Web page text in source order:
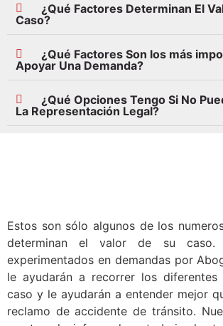
¿Qué Factores Determinan El
Caso?
¿Qué Factores Son los más
Apoyar Una Demanda?
¿Qué Opciones Tengo Si No
La Representación Legal?
Estos son sólo algunos de los
determinan el valor de su caso.
experimentados en demandas por
le ayudarán a recorrer los diferentes
caso y le ayudarán a entender mejor
reclamo de accidente de tránsito.